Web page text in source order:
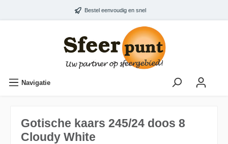
Bestel eenvoudig en snel
Navigatie
Gotische kaars 245/24 doos 8
Cloudy White